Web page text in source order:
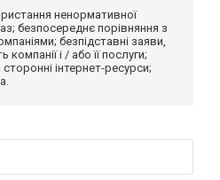
ненормативної
безпосереднє порівняння з
безпідставні заяви,
і / або її послуги;
інтернет-ресурси;